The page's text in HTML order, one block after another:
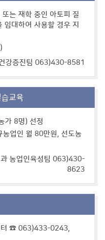
는 재학 중인 아토피 질
임대하여 사용할 경우 지
강증진팀 063)430-8581
교육
가 8명) 선정
업인 월 80만원, 선도농
농업인육성팀 063)430-
8623
터 ☎ 063)433-0243,